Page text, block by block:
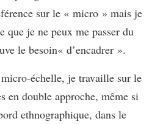
sur le « micro » mais je
que je ne peux me passer du
le besoin« d’encadrer ».
échelle, je travaille sur le
en double approche, même si
ethnographique, dans le